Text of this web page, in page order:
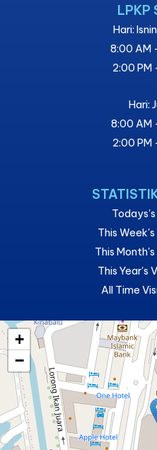
LPKP
Hari:
8:00 AM
2:00 PM
Hari:
8:00 AM
2:00 PM
This
This
This Year's
All Time
+
−